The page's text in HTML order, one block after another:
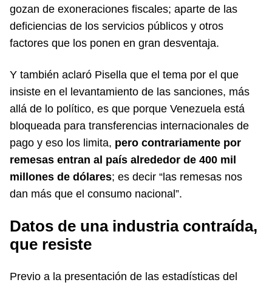
gozan de exoneraciones fiscales; aparte de las
deficiencias de los servicios públicos y otros
factores que los ponen en gran desventaja.
Y también aclaró Pisella que el tema por el que
insiste en el levantamiento de las sanciones, más
allá de lo político, es que porque Venezuela está
bloqueada para transferencias internacionales de
pago y eso los limita, pero contrariamente por
remesas entran al país alrededor de 400 mil
millones de dólares; es decir “las remesas nos
dan más que el consumo nacional”.
Datos de una industria contraída,
que resiste
Previo a la presentación de las estadísticas del